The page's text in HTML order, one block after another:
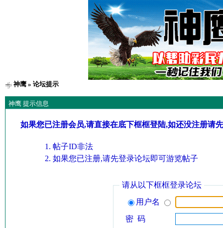
神鹰» 论坛提示
神鹰 提示信息
如果您已注册会员,请直接在底下框框登陆,如还没注册请
帖子ID非法
如果您已注册,请先登录论坛即可游览帖子
请从以下框框登录论坛
用户名
密 码